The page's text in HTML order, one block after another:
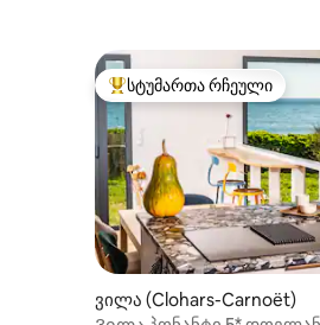
სტუმართა რჩეული
სტუმართა რჩეული
ვილა (Clohars-Carnoët)